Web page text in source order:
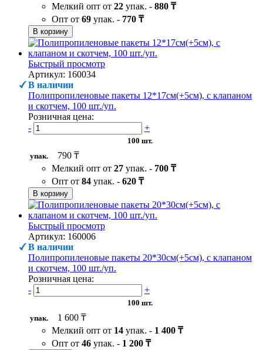
Мелкий опт от 22 упак. - 880 ₸
Опт от 69 упак. - 770 ₸
В корзину
Быстрый просмотр
Артикул: 160034
В наличии
Полипропиленовые пакеты 12*17см(+5см), с клапаном
и скотчем, 100 шт./уп.
Розничная цена:
-
+
100 шт.
упак.
790 ₸
Мелкий опт от 27 упак. - 700 ₸
Опт от 84 упак. - 620 ₸
В корзину
Быстрый просмотр
Артикул: 160006
В наличии
Полипропиленовые пакеты 20*30см(+5см), с клапаном
и скотчем, 100 шт./уп.
Розничная цена:
-
+
100 шт.
упак.
1 600 ₸
Мелкий опт от 14 упак. - 1 400 ₸
Опт от 46 упак. - 1 200 ₸